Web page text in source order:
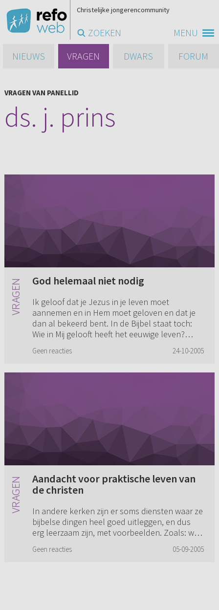
MENU
Christelijke jongerencommunity
ZOEKEN
NIEUWS
VRAGEN DWARS FORUM
VRAGEN VAN PANELLID
ds. j. prins
God helemaal niet nodig
Ik geloof dat je Jezus in je leven moet
aannemen en in Hem moet geloven en dat je
dan al bekeerd bent. In de Bijbel staat toch:
Wie in Mij gelooft heeft het eeuwige leven?
Geen reacties 24-10-2005
Aandacht voor praktische leven van
de christen
In andere kerken zijn er soms diensten waar ze
bijbelse dingen heel goed uitleggen, en dus
erg leerzaam zijn, met voorbeelden. Zoals: wat
betekent, hoe je m...
Geen reacties 05-09-2005